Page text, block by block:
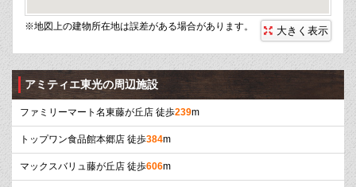
※地図上の建物所在地は誤差がある場合があります。 大きく表示
アミティエ東光の周辺施設
ファミリーマート名東藤が丘店 徒歩239m
トップワン食品館本郷店 徒歩384m
マックスバリュ藤が丘店 徒歩606m